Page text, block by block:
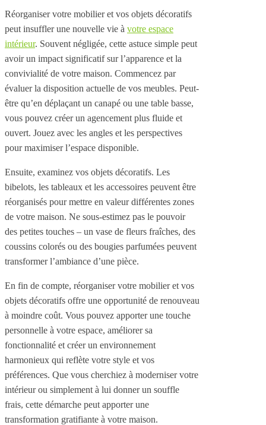
Réorganiser votre mobilier et vos objets décoratifs
peut insuffler une nouvelle vie à votre espace
intérieur. Souvent négligée, cette astuce simple peut
avoir un impact significatif sur l’apparence et la
convivialité de votre maison. Commencez par
évaluer la disposition actuelle de vos meubles. Peut-
être qu’en déplaçant un canapé ou une table basse,
vous pouvez créer un agencement plus fluide et
ouvert. Jouez avec les angles et les perspectives
pour maximiser l’espace disponible.
Ensuite, examinez vos objets décoratifs. Les
bibelots, les tableaux et les accessoires peuvent être
réorganisés pour mettre en valeur différentes zones
de votre maison. Ne sous-estimez pas le pouvoir
des petites touches – un vase de fleurs fraîches, des
coussins colorés ou des bougies parfumées peuvent
transformer l’ambiance d’une pièce.
En fin de compte, réorganiser votre mobilier et vos
objets décoratifs offre une opportunité de renouveau
à moindre coût. Vous pouvez apporter une touche
personnelle à votre espace, améliorer sa
fonctionnalité et créer un environnement
harmonieux qui reflète votre style et vos
préférences. Que vous cherchiez à moderniser votre
intérieur ou simplement à lui donner un souffle
frais, cette démarche peut apporter une
transformation gratifiante à votre maison.